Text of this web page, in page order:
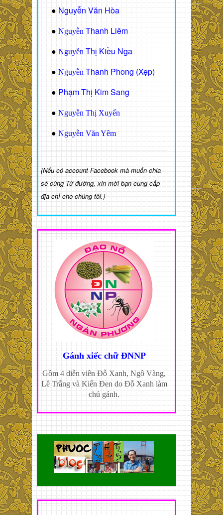
● Nguyễn Văn Hòa
● Nguyễn Thanh Liêm
● Nguyễn Thị Kiều Nga
● Nguyễn Thanh Phong (Xẹp)
● Phạm Thị Kim Sang
● Nguyễn Thị Xuyến
● Nguyễn Văn Yêm
(Nếu có account Facebook mà muốn chia
sẻ cùng Từ đường, xin mời bạn cung cấp
địa chỉ cho chúng tôi.)
Gánh xiếc chữ ĐNNP
Gồm 4 diễn viên Đỗ Xanh, Ngô Vàng,
Lê Trắng và Kiến Đen do Đỗ Xanh làm
chủ gánh.